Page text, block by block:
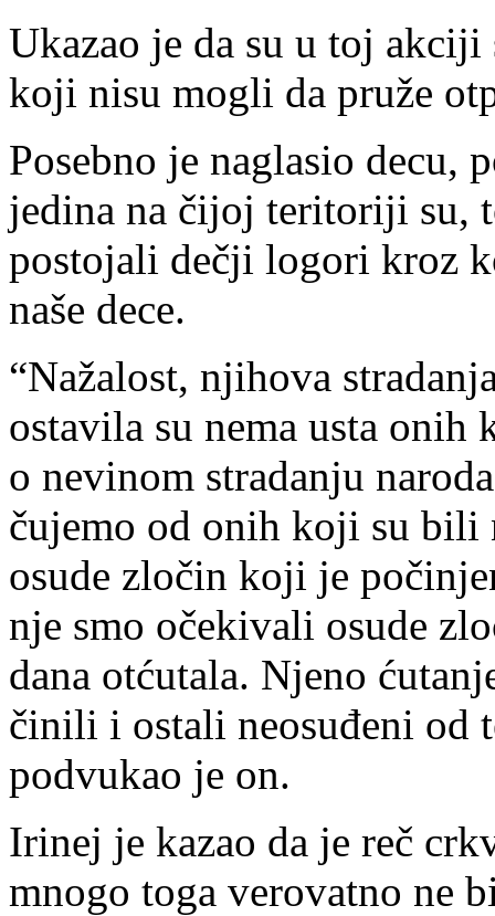
Ukazao je da su u toj
koji nisu mogli da pruže
Posebno je naglasio decu,
jedina na čijoj teritoriji su,
postojali dečji logori kroz
naše dece.
“Nažalost, njihova
ostavila su nema usta onih
o nevinom stradanju
čujemo od onih koji su bili
osude zločin koji je
nje smo očekivali osude
dana otćutala. Njeno
činili i ostali neosuđeni od
podvukao je on.
Irinej je kazao da je reč
mnogo toga verovatno ne